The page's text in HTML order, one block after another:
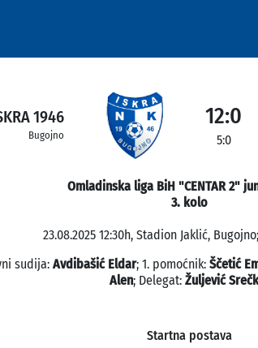
1946
Bugojno
12:0
5:0
Omladinska liga BiH "CENTAR 2"
3. kolo
23.08.2025 12:30h, Stadion Jaklić,
sudija: Avdibašić Eldar; 1. pomoćnik: Ščetić
Alen; Delegat: Žuljević
Startna postava